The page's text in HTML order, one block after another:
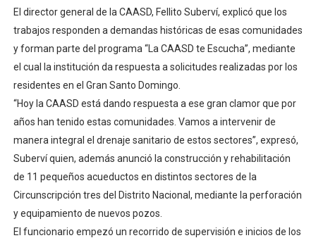
El director general de la CAASD, Fellito Suberví, explicó que los
trabajos responden a demandas históricas de esas comunidades
y forman parte del programa “La CAASD te Escucha”, mediante
el cual la institución da respuesta a solicitudes realizadas por los
residentes en el Gran Santo Domingo.
“Hoy la CAASD está dando respuesta a ese gran clamor que por
años han tenido estas comunidades. Vamos a intervenir de
manera integral el drenaje sanitario de estos sectores”, expresó,
Suberví quien, además anunció la construcción y rehabilitación
de 11 pequeños acueductos en distintos sectores de la
Circunscripción tres del Distrito Nacional, mediante la perforación
y equipamiento de nuevos pozos.
El funcionario empezó un recorrido de supervisión e inicios de los